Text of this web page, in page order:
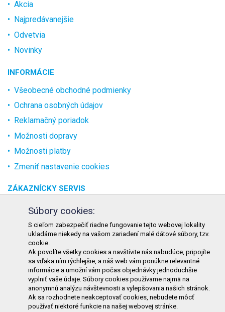
Akcia
Najpredávanejšie
Odvetvia
Novinky
INFORMÁCIE
Všeobecné obchodné podmienky
Ochrana osobných údajov
Reklamačný poriadok
Možnosti dopravy
Možnosti platby
Zmeniť nastavenie cookies
ZÁKAZNÍCKY SERVIS
O spoločnosti
Kontakt
Odstúpenie od zmluvy online
KONTAKT
TURON GASTRO s.r.o.
Starohorského 4328/3
031 01 Liptovský Mikuláš
Súbory cookies:
S cieľom zabezpečiť riadne fungovanie tejto webovej lokality
ukladáme niekedy na vašom zariadení malé dátové súbory, tzv.
cookie.
Ak povolíte všetky cookies a navštívite nás nabudúce, pripojíte
sa vďaka ním rýchlejšie, a náš web vám ponúkne relevantné
informácie a umožní vám počas objednávky jednoduchšie
vyplniť vaše údaje. Súbory cookies používame najmä na
anonymnú analýzu návštevnosti a vylepšovania našich stránok.
Ak sa rozhodnete neakceptovať cookies, nebudete môcť
používať niektoré funkcie na našej webovej stránke.